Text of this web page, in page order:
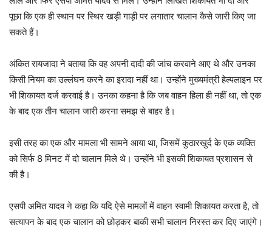
पूछा कि एक ही स्थान पर स्थिर खड़ी गाड़ी पर लगातार चालान कैसे जारी किए जा
सकते हैं।
अंकित रायजादा ने बताया कि वह अपनी दादी की जांच करवाने आए थे और उनका
किसी नियम का उल्लंघन करने का इरादा नहीं था। उन्होंने मुख्यमंत्री हेल्पलाइन पर
भी शिकायत दर्ज करवाई है। उनका कहना है कि जब वाहन हिला ही नहीं था, तो एक
के बाद एक तीन चालान जारी करना समझ से बाहर है।
इसी तरह का एक और मामला भी सामने आया था, जिसमें कुठारखुर्द के एक व्यक्ति
को सिर्फ 8 मिनट में दो चालान मिले थे। उन्होंने भी इसकी शिकायत प्रशासन से
की है।
एसपी अमित यादव ने कहा कि यदि ऐसे मामलों में वाहन स्वामी शिकायत करता है, तो
सत्यापन के बाद एक चालान को छोड़कर बाकी सभी चालान निरस्त कर दिए जाएंगे।